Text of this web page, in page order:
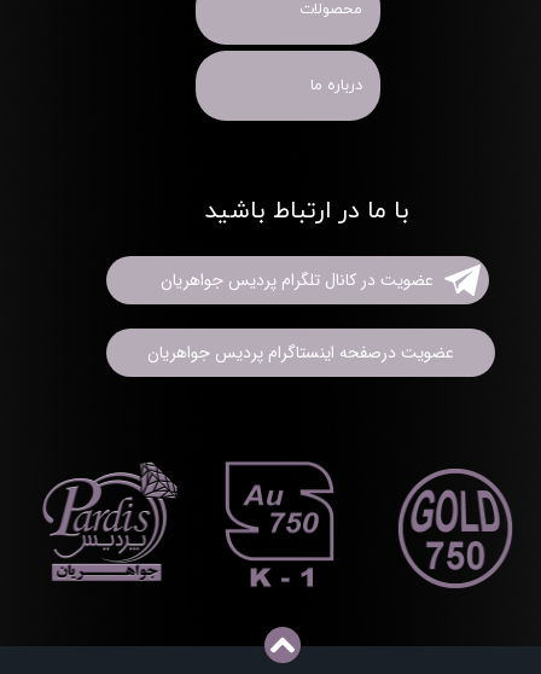
محصولات
درباره ما
با ما در ارتباط باشید
عضویت در کانال تلگرام پردیس جواهریان
عضویت درصفحه اینستاگرام پردیس جواهریان